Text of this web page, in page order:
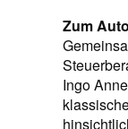
Zum
Ingo